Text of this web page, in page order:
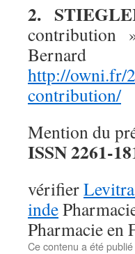
2.
contribution
Bernard
http://owni.fr/
contribution/
Mention du
ISSN 2261-
vérifier
inde
Pharmacie en
Ce contenu a été